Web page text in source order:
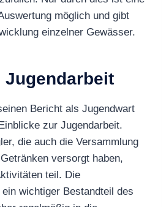
möglich und gibt
einzelner Gewässer.
Jugendarbeit
Bericht als Jugendwart
zur Jugendarbeit.
die auch die Versammlung
versorgt haben,
teil. Die
wichtiger Bestandteil des